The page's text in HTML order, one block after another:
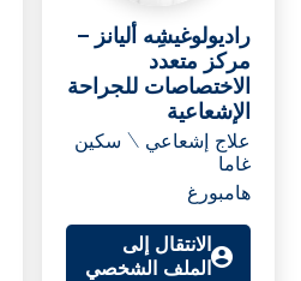
راديولوغيشِه أليانز –
مركز متعدد
الاختصاصات للجراحة
الإشعاعية
علاج إشعاعي \ سكين
غاما
هامبورغ
الانتقال إلى
الملف الشخصي